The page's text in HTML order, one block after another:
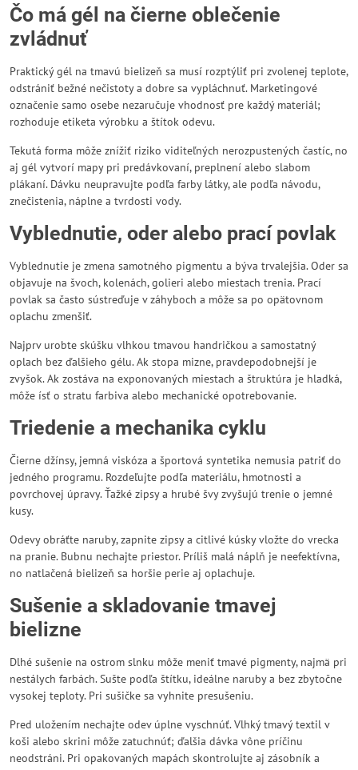
Čo má gél na čierne oblečenie
zvládnuť
Praktický gél na tmavú bielizeň sa musí rozptýliť pri zvolenej teplote,
odstrániť bežné nečistoty a dobre sa vypláchnuť. Marketingové
označenie samo osebe nezaručuje vhodnosť pre každý materiál;
rozhoduje etiketa výrobku a štítok odevu.
Tekutá forma môže znížiť riziko viditeľných nerozpustených častíc, no
aj gél vytvorí mapy pri predávkovaní, preplnení alebo slabom
plákaní. Dávku neupravujte podľa farby látky, ale podľa návodu,
znečistenia, náplne a tvrdosti vody.
Vyblednutie, oder alebo prací povlak
Vyblednutie je zmena samotného pigmentu a býva trvalejšia. Oder sa
objavuje na švoch, kolenách, golieri alebo miestach trenia. Prací
povlak sa často sústreďuje v záhyboch a môže sa po opätovnom
oplachu zmenšiť.
Najprv urobte skúšku vlhkou tmavou handričkou a samostatný
oplach bez ďalšieho gélu. Ak stopa mizne, pravdepodobnejší je
zvyšok. Ak zostáva na exponovaných miestach a štruktúra je hladká,
môže ísť o stratu farbiva alebo mechanické opotrebovanie.
Triedenie a mechanika cyklu
Čierne džínsy, jemná viskóza a športová syntetika nemusia patriť do
jedného programu. Rozdeľujte podľa materiálu, hmotnosti a
povrchovej úpravy. Ťažké zipsy a hrubé švy zvyšujú trenie o jemné
kusy.
Odevy obráťte naruby, zapnite zipsy a citlivé kúsky vložte do vrecka
na pranie. Bubnu nechajte priestor. Príliš malá náplň je neefektívna,
no natlačená bielizeň sa horšie perie aj oplachuje.
Sušenie a skladovanie tmavej
bielizne
Dlhé sušenie na ostrom slnku môže meniť tmavé pigmenty, najmä pri
nestálych farbách. Sušte podľa štítku, ideálne naruby a bez zbytočne
vysokej teploty. Pri sušičke sa vyhnite presušeniu.
Pred uložením nechajte odev úplne vyschnúť. Vlhký tmavý textil v
koši alebo skrini môže zatuchnúť; ďalšia dávka vône príčinu
neodstráni. Pri opakovaných mapách skontrolujte aj zásobník a